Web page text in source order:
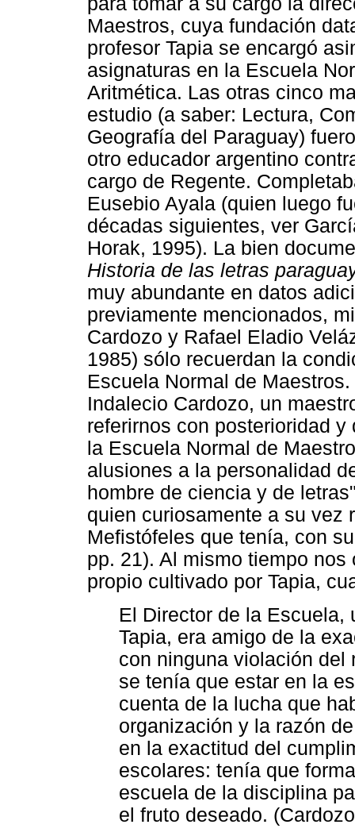
Maestros, cuya fundación
profesor Tapia se encargó
asignaturas en la Escuela
Aritmética. Las otras cinco
estudio (a saber: Lectura,
Geografía del Paraguay)
otro educador argentino
cargo de Regente.
Eusebio Ayala (quien luego
décadas siguientes, ver
Horak, 1995). La bien
Historia de las letras
muy abundante en datos
previamente mencionados,
Cardozo y Rafael Eladio
1985) sólo recuerdan la
Escuela Normal de
Indalecio Cardozo, un
referirnos con posterioridad
la Escuela Normal de
alusiones a la personalidad
hombre de ciencia y de
quien curiosamente a su vez
Mefistófeles que tenía, con
pp. 21). Al mismo tiempo
propio cultivado por Tapia,
El Director de la Escuela,
Tapia, era amigo de la
con ninguna violación del
se tenía que estar en la
cuenta de la lucha que
organización y la razón
en la exactitud del
escolares: tenía que
escuela de la disciplina
el fruto deseado.